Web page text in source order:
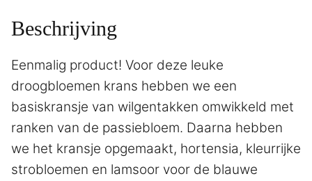
Beschrijving
Eenmalig product! Voor deze leuke
droogbloemen krans hebben we een
basiskransje van wilgentakken omwikkeld met
ranken van de passiebloem. Daarna hebben
we het kransje opgemaakt, hortensia, kleurrijke
strobloemen en lamsoor voor de blauwe